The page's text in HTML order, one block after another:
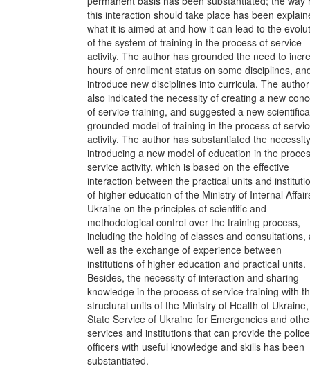
this interaction should take place has been
what it is aimed at and how it can lead to the
of the system of training in the process of service
activity. The author has grounded the need to
hours of enrollment status on some disciplines,
introduce new disciplines into curricula. The
also indicated the necessity of creating a new
of service training, and suggested a new
grounded model of training in the process of
activity. The author has substantiated the
introducing a new model of education in the
service activity, which is based on the effective
interaction between the practical units and
of higher education of the Ministry of Internal
Ukraine on the principles of scientific and
methodological control over the training process,
including the holding of classes and consultations,
well as the exchange of experience between
institutions of higher education and practical units.
Besides, the necessity of interaction and sharing
knowledge in the process of service training with
structural units of the Ministry of Health of
State Service of Ukraine for Emergencies and
services and institutions that can provide the police
officers with useful knowledge and skills has been
substantiated.